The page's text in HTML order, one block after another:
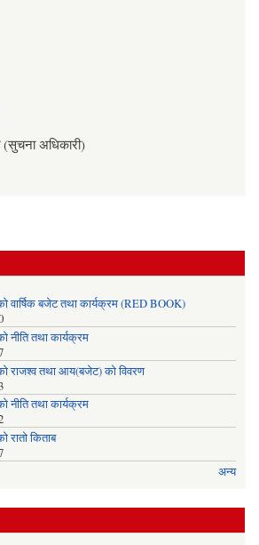
अधिकारी)
वार्षिक बजेट तथा कार्यक्रम (RED BOOK)
नीति तथा कार्यक्रम
राजश्व तथा आय(बजेट) को विवरण
नीति तथा कार्यक्रम
रातो किताब
अन्य